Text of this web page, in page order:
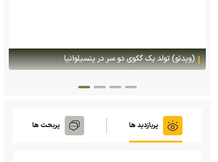
(ویدئو) تصاویر شگفت‌انگیز از مارمولک گلو بادبزنی که
هنگام خطر یک مایع چسبناک از بدنش پرتاب می‌کند
پربازدید ها پربحث ها